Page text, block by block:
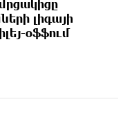
այլ
Ղազարյան
Հին
Թուրքիայում
լիգայի
օֆֆում